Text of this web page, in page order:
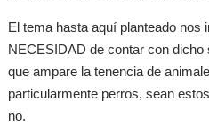
El tema hasta aquí planteado nos
NECESIDAD de contar con
que ampare la tenencia de
particularmente perros, sean
no.